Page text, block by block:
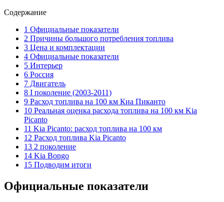
Содержание
1 Официальные показатели
2 Причины большого потребления топлива
3 Цена и комплектации
4 Официальные показатели
5 Интерьер
6 Россия
7 Двигатель
8 I поколение (2003-2011)
9 Расход топлива на 100 км Киа Пиканто
10 Реальная оценка расхода топлива на 100 км Kia
Picanto
11 Kia Picanto: расход топлива на 100 км
12 Расход топлива Kia Picanto
13 2 поколение
14 Kia Bongo
15 Подводим итоги
Официальные показатели